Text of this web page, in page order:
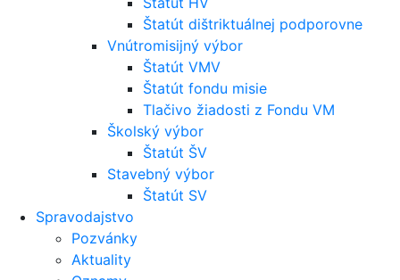
Štatút dištriktuálnej podporovne
Vnútromisijný výbor
Štatút VMV
Štatút fondu misie
Tlačivo žiadosti z Fondu VM
Školský výbor
Štatút ŠV
Stavebný výbor
Štatút SV
Spravodajstvo
Pozvánky
Aktuality